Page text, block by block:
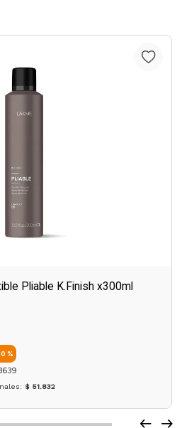
Pliable K.Finish x300ml
%
$ 51.832